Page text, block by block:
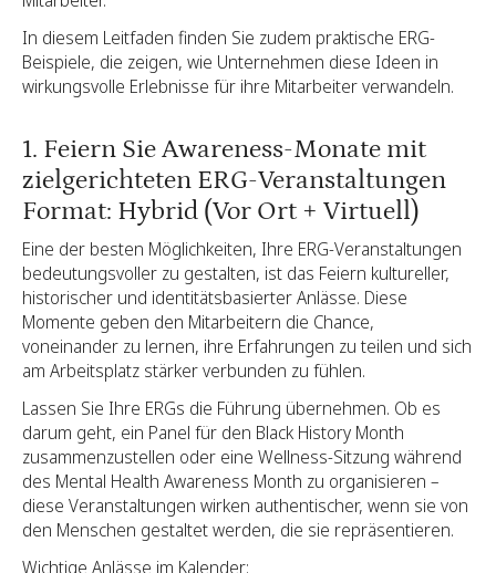
In diesem Leitfaden finden Sie zudem praktische ERG-
Beispiele, die zeigen, wie Unternehmen diese Ideen in
wirkungsvolle Erlebnisse für ihre Mitarbeiter verwandeln.
1. Feiern Sie Awareness-Monate mit
zielgerichteten ERG-Veranstaltungen
Format: Hybrid (Vor Ort + Virtuell)
Eine der besten Möglichkeiten, Ihre ERG-Veranstaltungen
bedeutungsvoller zu gestalten, ist das Feiern kultureller,
historischer und identitätsbasierter Anlässe. Diese
Momente geben den Mitarbeitern die Chance,
voneinander zu lernen, ihre Erfahrungen zu teilen und sich
am Arbeitsplatz stärker verbunden zu fühlen.
Lassen Sie Ihre ERGs die Führung übernehmen. Ob es
darum geht, ein Panel für den Black History Month
zusammenzustellen oder eine Wellness-Sitzung während
des Mental Health Awareness Month zu organisieren –
diese Veranstaltungen wirken authentischer, wenn sie von
den Menschen gestaltet werden, die sie repräsentieren.
Wichtige Anlässe im Kalender: